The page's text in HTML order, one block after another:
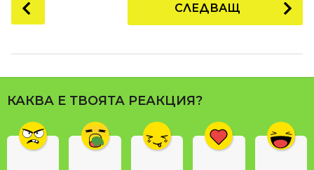
и
п
е
o
P
a
g
n
СЛЕДВАЩ
КАКВА Е ТВОЯТА РЕАКЦИЯ?